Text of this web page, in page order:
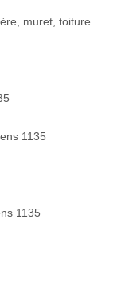
muret, toiture
1135
1135